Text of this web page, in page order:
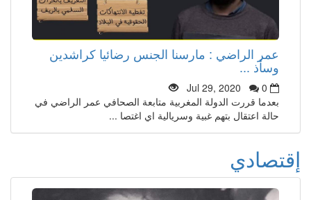
عمر الراضي : مارسنا الجنس رضائيا كراشدين
وسأذ ...
Jul 29, 2020
0
بعدما قررت الدولة المغربية متابعة الصحافي عمر الراضي في
حالة اعتقال بتهم غبية وسريالية اي اغتصا ...
إقتصادي